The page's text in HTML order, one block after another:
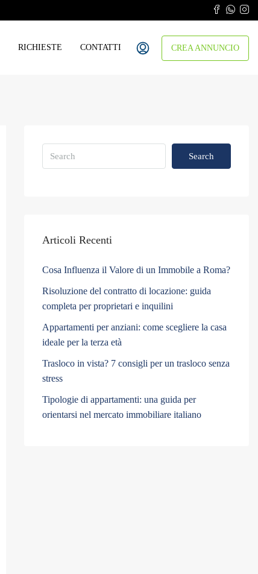
RICHIESTE CONTATTI CREA ANNUNCIO
Search
Articoli Recenti
Cosa Influenza il Valore di un Immobile a Roma?
Risoluzione del contratto di locazione: guida
completa per proprietari e inquilini
Appartamenti per anziani: come scegliere la casa
ideale per la terza età
Trasloco in vista? 7 consigli per un trasloco senza
stress
Tipologie di appartamenti: una guida per
orientarsi nel mercato immobiliare italiano